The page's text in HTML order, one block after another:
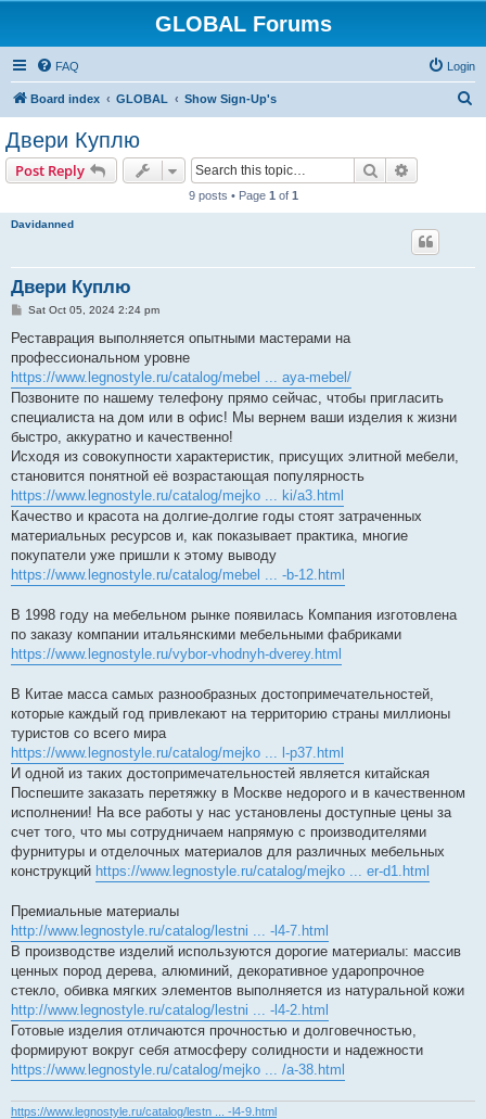
GLOBAL Forums
FAQ Login
Board index GLOBAL Show Sign-Up's
Двери Куплю
Post Reply Search
9 posts • Page 1 of 1
Davidanned
Двери Куплю
P
s
Sat Oct 05, 2024 2:24 pm
Реставрация выполняется опытными мастерами на
профессиональном уровне
https://www.legnostyle.ru/catalog/mebel ... aya-mebel/
Позвоните по нашему телефону прямо сейчас, чтобы пригласить
специалиста на дом или в офис! Мы вернем ваши изделия к жизни
быстро, аккуратно и качественно!
Исходя из совокупности характеристик, присущих элитной мебели,
становится понятной её возрастающая популярность
https://www.legnostyle.ru/catalog/mejko ... ki/a3.html
Качество и красота на долгие-долгие годы стоят затраченных
материальных ресурсов и, как показывает практика, многие
покупатели уже пришли к этому выводу
https://www.legnostyle.ru/catalog/mebel ... -b-12.html
В 1998 году на мебельном рынке появилась Компания изготовлена
по заказу компании итальянскими мебельными фабриками
https://www.legnostyle.ru/vybor-vhodnyh-dverey.html
В Китае масса самых разнообразных достопримечательностей,
которые каждый год привлекают на территорию страны миллионы
туристов со всего мира
https://www.legnostyle.ru/catalog/mejko ... l-p37.html
И одной из таких достопримечательностей является китайская
Поспешите заказать перетяжку в Москве недорого и в качественном
исполнении! На все работы у нас установлены доступные цены за
счет того, что мы сотрудничаем напрямую с производителями
фурнитуры и отделочных материалов для различных мебельных
конструкций https://www.legnostyle.ru/catalog/mejko ... er-d1.html
Премиальные материалы
http://www.legnostyle.ru/catalog/lestni ... -l4-7.html
В производстве изделий используются дорогие материалы: массив
ценных пород дерева, алюминий, декоративное ударопрочное
стекло, обивка мягких элементов выполняется из натуральной кожи
http://www.legnostyle.ru/catalog/lestni ... -l4-2.html
Готовые изделия отличаются прочностью и долговечностью,
формируют вокруг себя атмосферу солидности и надежности
https://www.legnostyle.ru/catalog/mejko ... /a-38.html
https://www.legnostyle.ru/catalog/lestn ... -l4-9.html